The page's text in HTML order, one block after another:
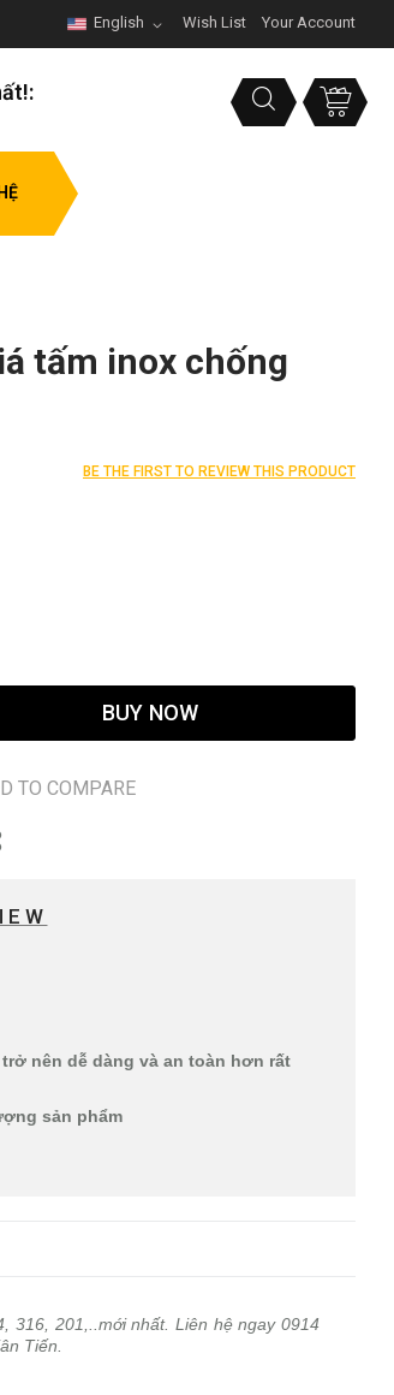
Wish List Your Account
English
tấm inox chống
BE THE FIRST TO REVIEW THIS PRODUCT
BUY NOW
TO COMPARE
nên dễ dàng và an toàn hơn rất
sản phẩm
316, 201,..mới nhất. Liên hệ ngay 0914
Tiến.